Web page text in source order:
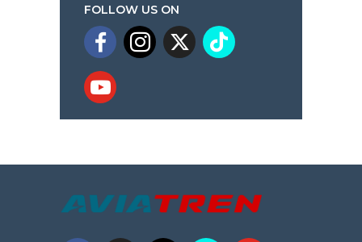
FOLLOW US ON